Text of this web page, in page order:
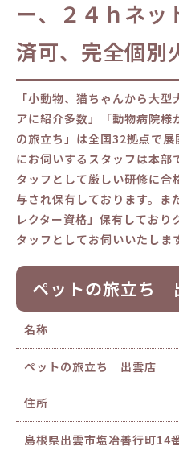
ー、２４ｈネッ
済可、完全個別
「小動物、猫ちゃんから大
アに紹介多数」「動物病院様
の旅立ち」は全国32拠点で
にお伺いするスタッフは本部
タッフとして厳しい研修に合
与され保有しております。ま
レクター資格」保有しており
タッフとしてお伺いいたしま
ペットの旅立ち
名称
ペットの旅立ち 出雲店
住所
島根県出雲市塩冶善行町14